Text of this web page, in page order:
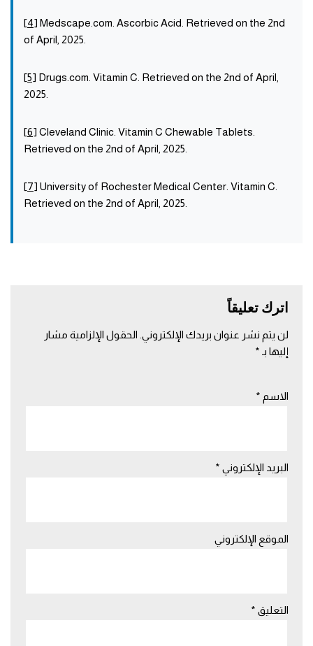
[4] Medscape.com. Ascorbic Acid. Retrieved on the 2nd
of April, 2025.
[5] Drugs.com. Vitamin C. Retrieved on the 2nd of April,
2025.
[6] Cleveland Clinic. Vitamin C Chewable Tablets.
Retrieved on the 2nd of April, 2025.
[7] University of Rochester Medical Center. Vitamin C.
Retrieved on the 2nd of April, 2025.
اترك تعليقاً
لن يتم نشر عنوان بريدك الإلكتروني. الحقول الإلزامية مشار
إليها بـ *
الاسم *
البريد الإلكتروني *
الموقع الإلكتروني
التعليق *